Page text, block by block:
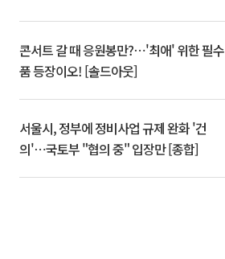
콘서트 갈 때 응원봉만?⋯'최애' 위한 필수
품 등장이오! [솔드아웃]
서울시, 정부에 정비사업 규제 완화 '건
의'⋯국토부 "협의 중" 입장만 [종합]